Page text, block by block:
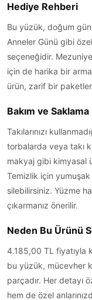
Hediye Rehberi
Bu yüzük, doğum
Anneler Günü gibi
seçeneğidir.
için de harika bir
ürün, zarif bir
Bakım ve Saklama
Takılarınızı
torbalarda veya takı
makyaj gibi kimyasal
Temizlik için
silebilirsiniz. Yüzme
çıkarmanız önerilir.
Neden Bu Ürünü
4.185,00 TL fiyatıyla
bu yüzük, mücevher
parçadır. Her detayı
hem de özel